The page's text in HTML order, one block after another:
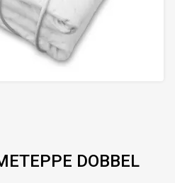
DOBBEL